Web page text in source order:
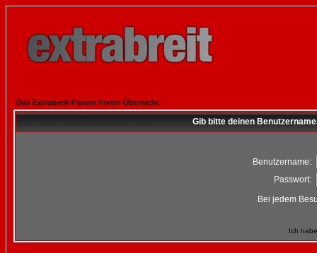
Das Extrabreit-Forum Foren-Übersicht
Gib bitte deinen
Benutzername:
Passwort:
Bei jedem
Ich